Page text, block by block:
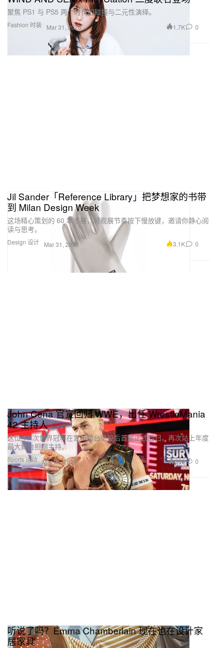
Fashion 时装
聚焦 PS1 与 PS5 两个时代的碰撞与二元性演绎。
Mar 31, 2026 1.7K 0
Design 设计
Jil Sander「Reference Library」把梦想家的书带
到 Milan Design Week
这场精心策划的 60 本书展，将观展节奏按下慢放键，邀请你静心阅
读与思考。
Mar 31, 2026 3.1K 0
Sports 运动
John Cena 官宣回归 WWE，出任 WrestleMania
42 主持人
这位 17 次世界冠军在宣布擂台退役后首度正式回归，再次站上年度
最大舞台担纲主持。
Mar 31, 2026 558 0
听说了吗？Emma Chamberlain 现在也在设计家
居家具